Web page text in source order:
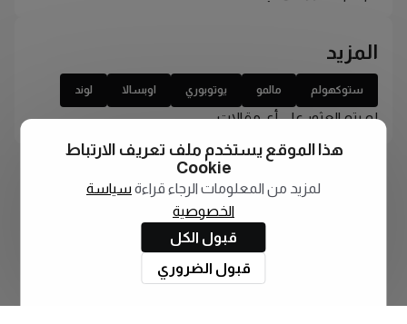
المزيد
ستوكهولم مالمو يوتوبوري اوبسالا لوند
لم يتم العثور على أي مقالات
هذا الموقع يستخدم ملف تعريف الارتباط
Cookie
لمزيد من المعلومات الرجاء قراءة سياسة
الخصوصية
قبول الكل
قبول الضروري